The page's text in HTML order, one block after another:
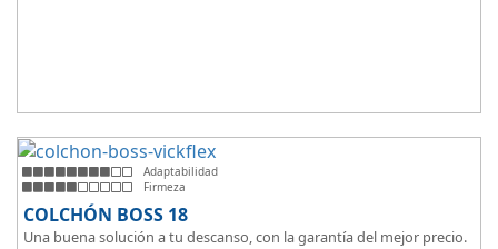
Adaptabilidad
Firmeza
COLCHÓN BOSS 18
Una buena solución a tu descanso, con la garantía del mejor precio.